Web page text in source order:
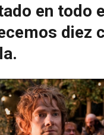
en todo
diez